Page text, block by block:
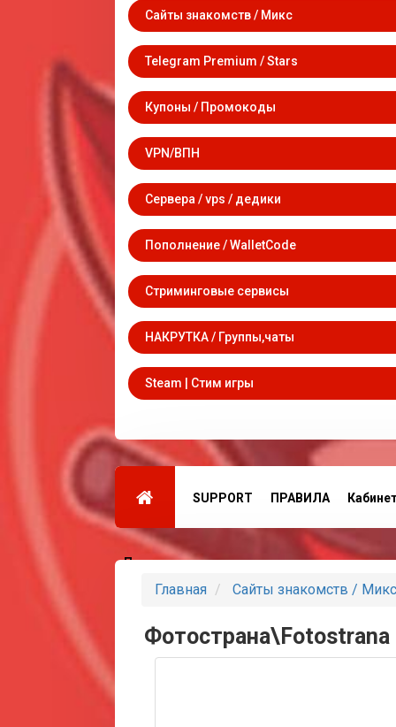
Сайты знакомств / Микс
Telegram Premium / Stars
Купоны / Промокоды
VPN/ВПН
Сервера / vps / дедики
Пополнение / WalletCode
Стриминговые сервисы
НАКРУТКА / Группы,чаты
Steam | Стим игры
SUPPORT ПРАВИЛА
Партнеры
Главная Сайты знакомств / Микс